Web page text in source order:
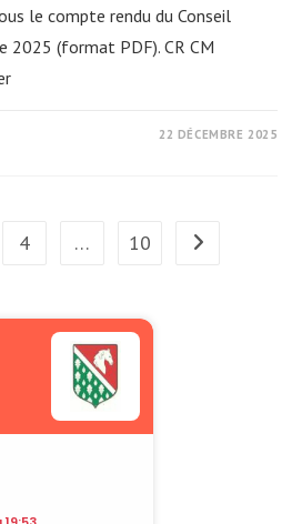
le compte rendu du Conseil
2025 (format PDF). CR CM
22 DÉCEMBRE 2025
4 … 10 Aller à la page